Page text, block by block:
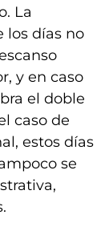
La
los días no
y en caso
el doble
caso de
estos días
se